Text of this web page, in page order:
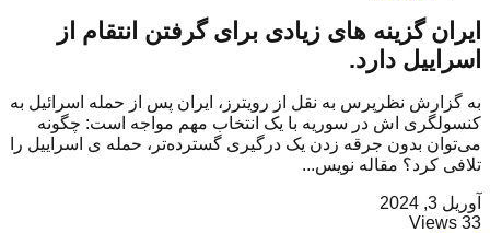
ایران گزینه های زیادی برای گرفتن انتقام از
اسراییل دارد.
به گزارش نظرپرس به نقل از رویترز، ایران پس از حمله اسرائیل به
کنسولگری اش در سوریه با یک انتخاب مهم مواجه است: چگونه
می‌توان بدون جرقه زدن یک درگیری گسترده‌تر، حمله ی اسراییل را
تلافی کرد؟ مقاله نویس...
آوریل 3, 2024
33 Views